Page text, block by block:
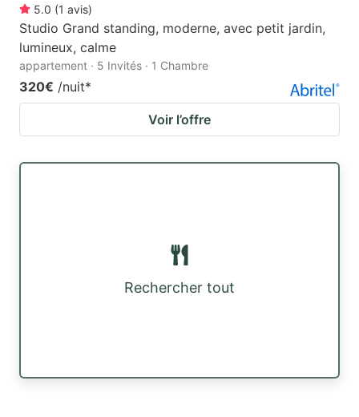
5.0 (1 avis)
Studio Grand standing, moderne, avec petit jardin,
lumineux, calme
appartement · 5 Invités · 1 Chambre
320€ /nuit*
Voir l’offre
Rechercher tout